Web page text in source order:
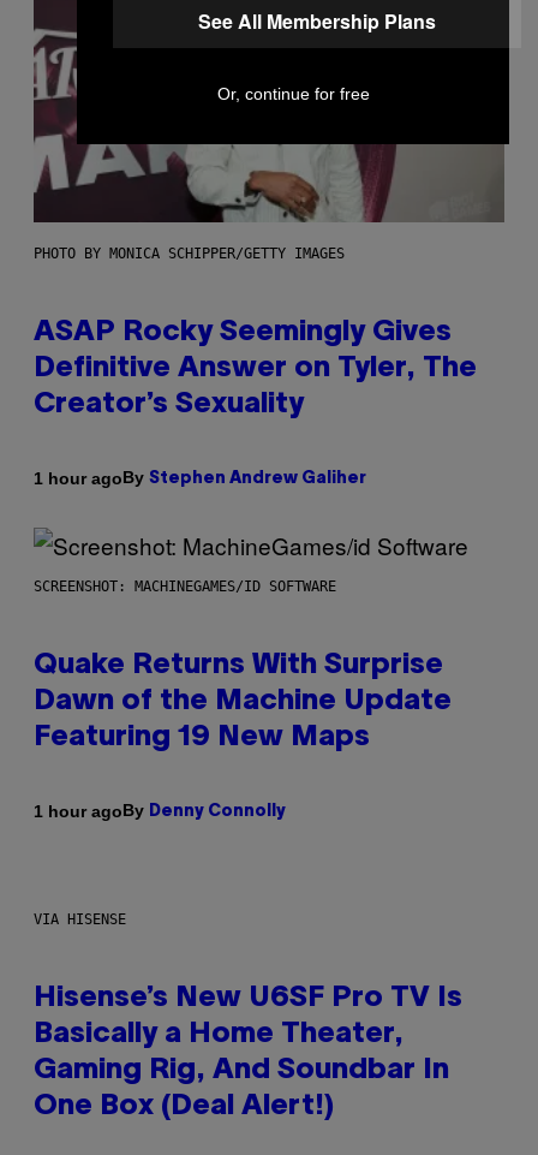
PHOTO BY MONICA SCHIPPER/GETTY IMAGES
ASAP Rocky Seemingly Gives
Definitive Answer on Tyler, The
Creator’s Sexuality
1 hour agoBy Stephen Andrew Galiher
SCREENSHOT: MACHINEGAMES/ID SOFTWARE
Quake Returns With Surprise
Dawn of the Machine Update
Featuring 19 New Maps
1 hour agoBy Denny Connolly
VIA HISENSE
Hisense’s New U6SF Pro TV Is
Basically a Home Theater,
Gaming Rig, And Soundbar In
One Box (Deal Alert!)
See All Membership Plans
Or, continue for free